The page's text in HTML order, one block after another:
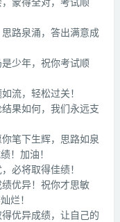
路泉涌，答出满意成
少年，祝你考试顺
流，轻松过关！
果如何，我们永远支
笔下生辉，思路如泉
！加油！
必将取得佳绩！
优异！祝你才思敏
烂！
优异成绩，让自己的